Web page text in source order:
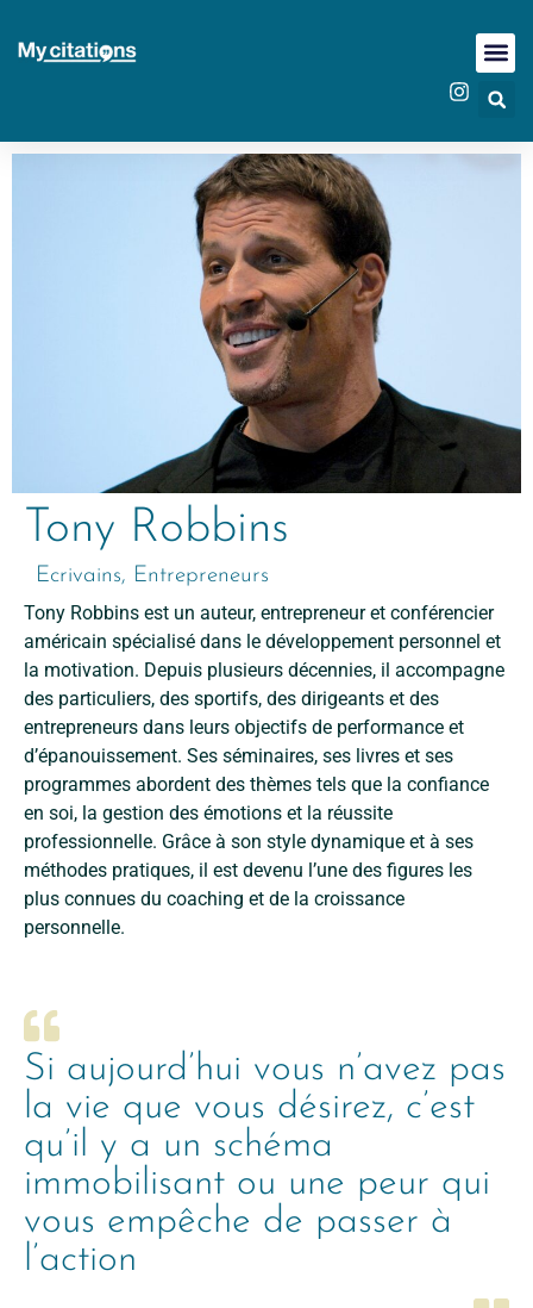
Tony Robbins
Ecrivains, Entrepreneurs
Tony Robbins est un auteur, entrepreneur et conférencier
américain spécialisé dans le développement personnel et
la motivation. Depuis plusieurs décennies, il accompagne
des particuliers, des sportifs, des dirigeants et des
entrepreneurs dans leurs objectifs de performance et
d’épanouissement. Ses séminaires, ses livres et ses
programmes abordent des thèmes tels que la confiance
en soi, la gestion des émotions et la réussite
professionnelle. Grâce à son style dynamique et à ses
méthodes pratiques, il est devenu l’une des figures les
plus connues du coaching et de la croissance
personnelle.
Si aujourd’hui vous n’avez pas
la vie que vous désirez, c’est
qu’il y a un schéma
immobilisant ou une peur qui
vous empêche de passer à
l’action